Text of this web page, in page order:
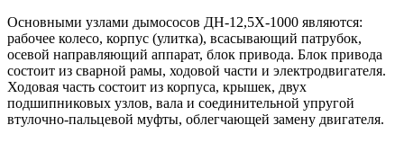
Основными узлами дымососов ДН-12,5Х-1000 являются:
рабочее колесо, корпус (улитка), всасывающий патрубок,
осевой направляющий аппарат, блок привода. Блок привода
состоит из сварной рамы, ходовой части и электродвигателя.
Ходовая часть состоит из корпуса, крышек, двух
подшипниковых узлов, вала и соединительной упругой
втулочно-пальцевой муфты, облегчающей замену двигателя.